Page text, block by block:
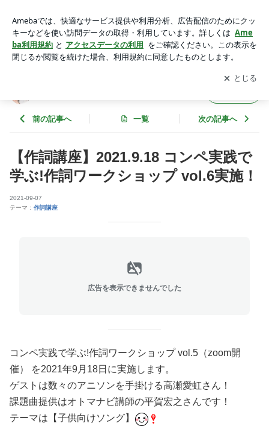
vol.6実施！ | 作詞家 昆真由美のブログ
アプリをダウンロードして ブログの更新通知
を受け取りまし
ょう。
開く
前の記事へ 一覧 次の記事へ
【作詞講座】2021.9.18 コンペ実践で
学ぶ!作詞ワークショップ vol.6実施！
2021-09-07
テーマ： 作詞講座
広告を表示できませんでした
コンペ実践で学ぶ!作詞ワークショップ vol.5（zoom開
催） を2021年9月18日に実施します。
ゲストは数々のアニソンを手掛ける高瀬愛虹さん！
課題曲提供はオトマナビ講師の平賀宏之さんです！
テーマは【子供向けソング】